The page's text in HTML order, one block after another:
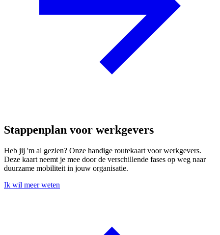
Stappenplan voor werkgevers
Heb jij 'm al gezien? Onze handige routekaart voor werkgevers.
Deze kaart neemt je mee door de verschillende fases op weg naar
duurzame mobiliteit in jouw organisatie.
Ik wil meer weten